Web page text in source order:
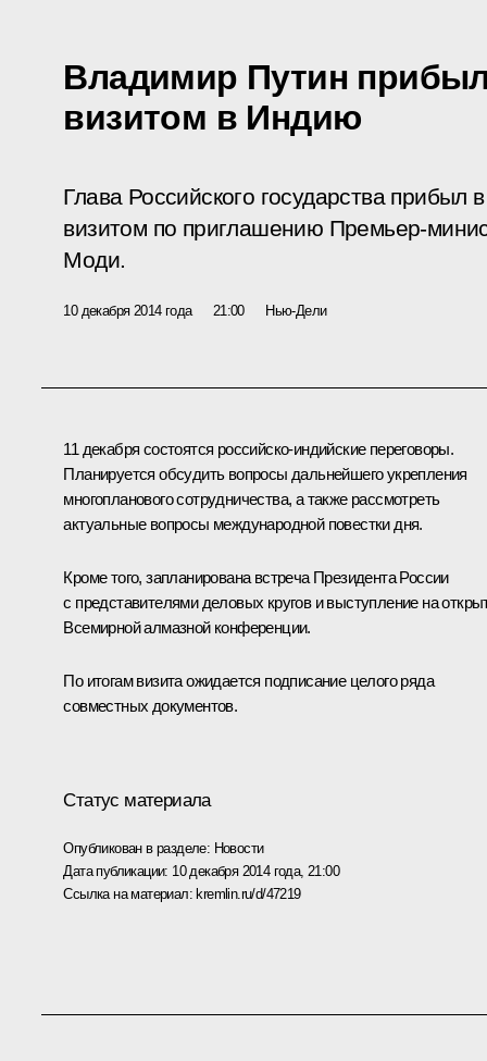
Владимир Путин
визитом в Индию
Глава Российского государства
визитом по приглашению Премьер-
Моди.
10 декабря 2014 года 21:00 Нью-Дели
11 декабря состоятся российско-индийские переговоры.
Планируется обсудить вопросы дальнейшего укрепления
многопланового сотрудничества, а также рассмотреть
актуальные вопросы международной повестки дня.
Кроме того, запланирована встреча Президента России
с представителями деловых кругов и выступление на
Всемирной алмазной конференции.
По итогам визита ожидается подписание целого ряда
совместных документов.
Статус материала
Опубликован в разделе: Новости
Дата публикации: 10 декабря 2014 года, 21:00
Ссылка на материал: kremlin.ru/d/47219